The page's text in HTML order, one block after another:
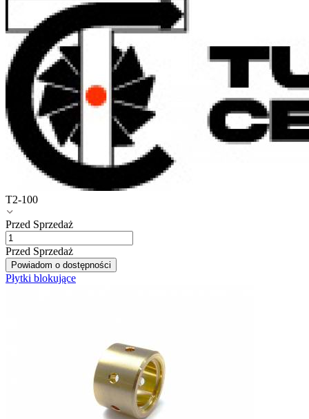
T2-100
Przed Sprzedaż
Przed Sprzedaż
Powiadom o dostępności
Płytki blokujące